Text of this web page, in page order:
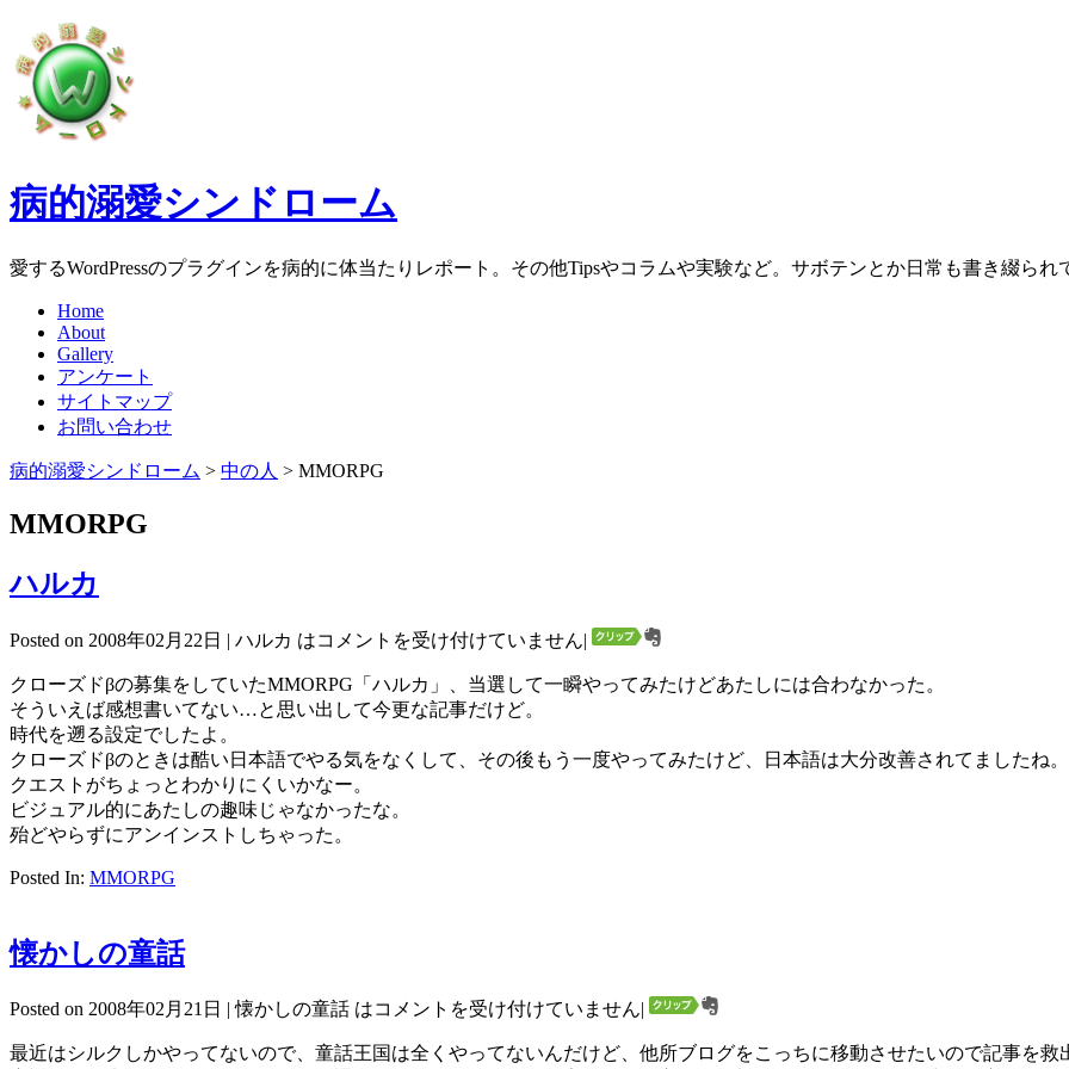
病的溺愛シンドローム
愛するWordPressのプラグインを病的に体当たりレポート。その他Tipsやコラムや実験など。サボテンとか日常も書き綴られ
Home
About
Gallery
アンケート
サイトマップ
お問い合わせ
病的溺愛シンドローム > 中の人 > MMORPG
MMORPG
ハルカ
Posted on 2008年02月22日 | ハルカ はコメントを受け付けていません|
クローズドβの募集をしていたMMORPG「ハルカ」、当選して一瞬やってみたけどあたしには合わなかった。
そういえば感想書いてない…と思い出して今更な記事だけど。
時代を遡る設定でしたよ。
クローズドβのときは酷い日本語でやる気をなくして、その後もう一度やってみたけど、日本語は大分改善されてましたね。
クエストがちょっとわかりにくいかなー。
ビジュアル的にあたしの趣味じゃなかったな。
殆どやらずにアンインストしちゃった。
Posted In: MMORPG
懐かしの童話
Posted on 2008年02月21日 |懐かしの童話 はコメントを受け付けていません|
最近はシルクしかやってないので、童話王国は全くやってないんだけど、他所ブログをこっちに移動させたいので記事を救